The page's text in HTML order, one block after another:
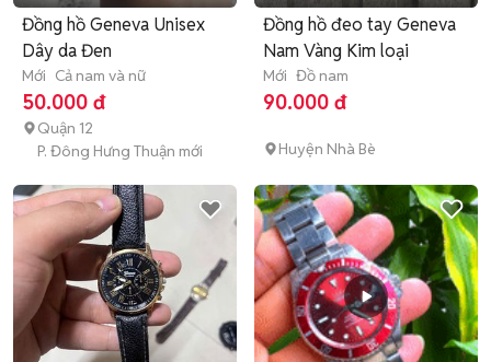
Đồng hồ Geneva Unisex
Dây da Đen
Mới Cả nam và nữ
50.000 đ
Quận 12
P. Đông Hưng Thuận mới
Đồng hồ đeo tay Geneva
Nam Vàng Kim loại
Mới Đồ nam
90.000 đ
Huyện Nhà Bè